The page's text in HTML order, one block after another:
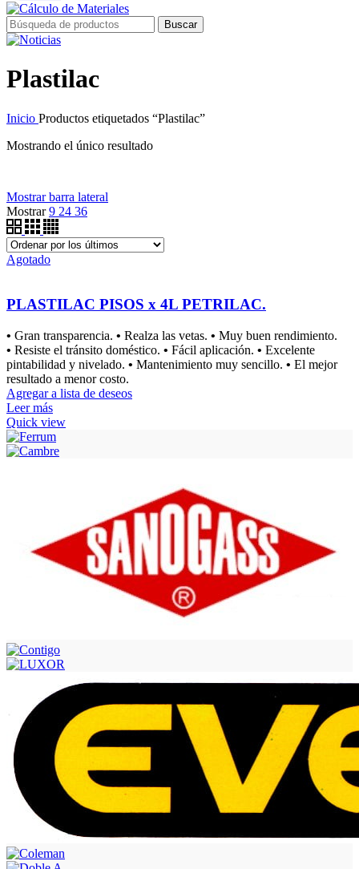
Buscar
Plastilac
Inicio Productos etiquetados “Plastilac”
Mostrando el único resultado
Mostrar barra lateral
Mostrar9 24 36
Agotado
PLASTILAC PISOS x 4L PETRILAC.
• Gran transparencia. • Realza las vetas. • Muy buen rendimiento.
• Resiste el tránsito doméstico. • Fácil aplicación. • Excelente
pintabilidad y nivelado. • Mantenimiento muy sencillo. • El mejor
resultado a menor costo.
Agregar a lista de deseos
Leer más
Quick view